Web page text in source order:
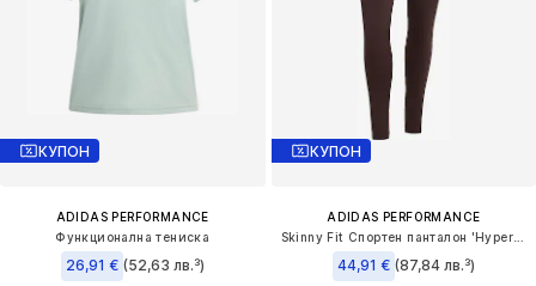
КУПОН
ADIDAS PERFORMANCE
Функционална тениска
26,91 € (52,63 лв.³)
КУПОН
ADIDAS PERFORMANCE
44,91 € (87,84 лв.³)